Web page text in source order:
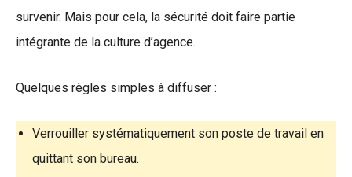
survenir. Mais pour cela, la sécurité doit faire partie
intégrante de la culture d’agence.
Quelques règles simples à diffuser :
Verrouiller systématiquement son poste de travail en
quittant son bureau.